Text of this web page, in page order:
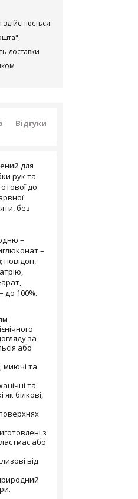
здійснюється
доставки
Відгуки
для
рук та
до
без
–
–
повідон,
до 100%.
за
або
миючі та
та
як білкові,
з
або
від